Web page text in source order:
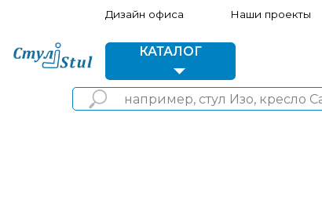
Дизайн офиса Наши проекты
КАТАЛОГ